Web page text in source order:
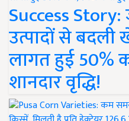
Success
उत्पादों से बदली
लागत हुई 50%
शानदार वृद्धि!